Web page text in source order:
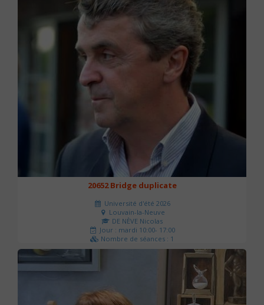
20652 Bridge duplicate
Université d'été 2026
Louvain-la-Neuve
DE NÈVE Nicolas
Jour : mardi 10:00- 17:00
Nombre de séances : 1
50 €